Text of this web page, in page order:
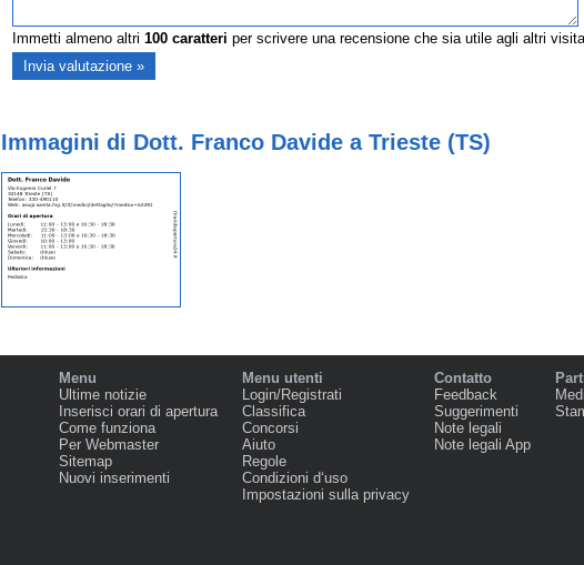
Immetti almeno altri 100caratteri per scrivere una recensione che sia utile agli altri
Immagini di Dott. Franco Davide a Trieste (TS)
Menu
Ultime notizie
Inserisci orari di apertura
Come funziona
Per Webmaster
Sitemap
Nuovi inserimenti
Menu utenti
Login/Registrati
Classifica
Concorsi
Aiuto
Regole
Condizioni d‘uso
Impostazioni sulla privacy
Contatto
Feedback
Suggerimenti
Note legali
Note legali App